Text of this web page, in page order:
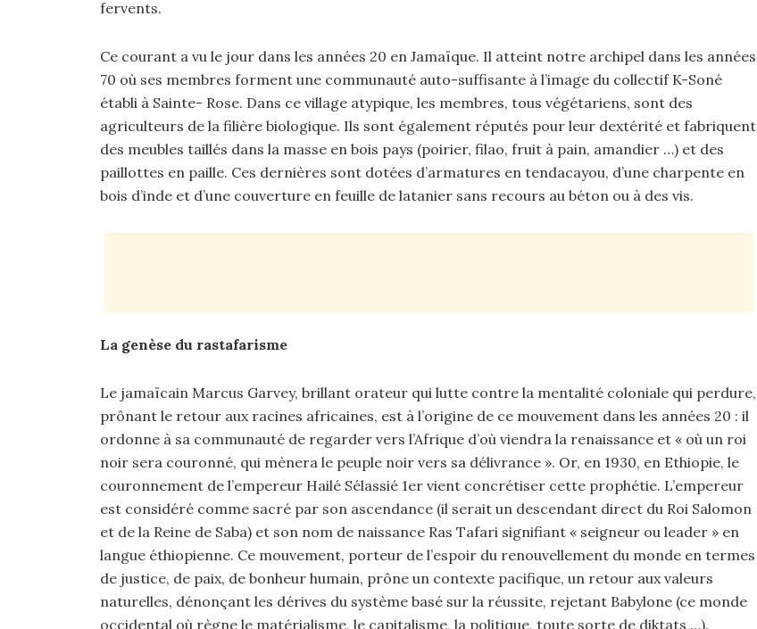
fervents.
Ce courant a vu le jour dans les années 20 en Jamaïque. Il atteint notre archipel dans les années
70 où ses membres forment une communauté auto-suffisante à l’image du collectif K-Soné
établi à Sainte- Rose. Dans ce village atypique, les membres, tous végétariens, sont des
agriculteurs de la filière biologique. Ils sont également réputés pour leur dextérité et fabriquent
des meubles taillés dans la masse en bois pays (poirier, filao, fruit à pain, amandier …) et des
paillottes en paille. Ces dernières sont dotées d’armatures en tendacayou, d’une charpente en
bois d’inde et d’une couverture en feuille de latanier sans recours au béton ou à des vis.
La genèse du rastafarisme
Le jamaïcain Marcus Garvey, brillant orateur qui lutte contre la mentalité coloniale qui perdure,
prônant le retour aux racines africaines, est à l’origine de ce mouvement dans les années 20 : il
ordonne à sa communauté de regarder vers l’Afrique d’où viendra la renaissance et « où un roi
noir sera couronné, qui mènera le peuple noir vers sa délivrance ». Or, en 1930, en Ethiopie, le
couronnement de l’empereur Hailé Sélassié 1er vient concrétiser cette prophétie. L’empereur
est considéré comme sacré par son ascendance (il serait un descendant direct du Roi Salomon
et de la Reine de Saba) et son nom de naissance Ras Tafari signifiant « seigneur ou leader » en
langue éthiopienne. Ce mouvement, porteur de l’espoir du renouvellement du monde en termes
de justice, de paix, de bonheur humain, prône un contexte pacifique, un retour aux valeurs
naturelles, dénonçant les dérives du système basé sur la réussite, rejetant Babylone (ce monde
occidental où règne le matérialisme, le capitalisme, la politique, toute sorte de diktats …).